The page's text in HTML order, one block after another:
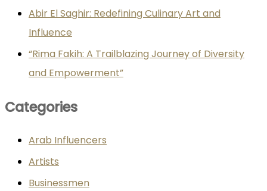
Abir El Saghir: Redefining Culinary Art and
Influence
“Rima Fakih: A Trailblazing Journey of Diversity
and Empowerment”
Categories
Arab Influencers
Artists
Businessmen